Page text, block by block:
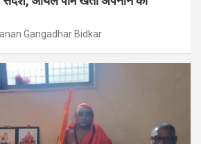
Gangadhar Bidkar